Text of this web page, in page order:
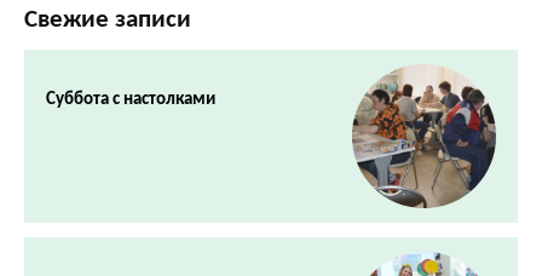
Свежие записи
Суббота с настолками